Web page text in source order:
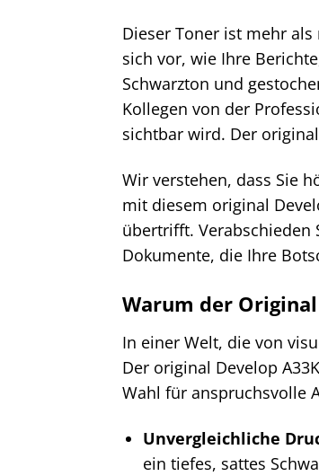
Dieser Toner ist mehr als
sich vor, wie Ihre
Schwarzton und
Kollegen von der
sichtbar wird. Der
Wir verstehen, dass Sie
mit diesem original
übertrifft. Verabschieden
Dokumente, die Ihre
Warum der
In einer Welt, die von
Der original Develop
Wahl für anspruchsvolle
Unvergleichliche
ein tiefes, sattes